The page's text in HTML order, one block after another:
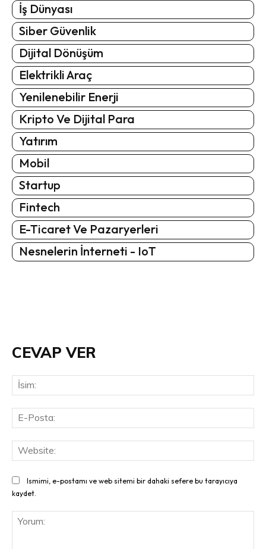
İş Dünyası
Siber Güvenlik
Dijital Dönüşüm
Elektrikli Araç
Yenilenebilir Enerji
Kripto Ve Dijital Para
Yatırım
Mobil
Startup
Fintech
E-Ticaret Ve Pazaryerleri
Nesnelerin İnterneti - IoT
CEVAP VER
Ismimi, e-postamı ve web sitemi bir dahaki sefere bu tarayıcıya
kaydet.